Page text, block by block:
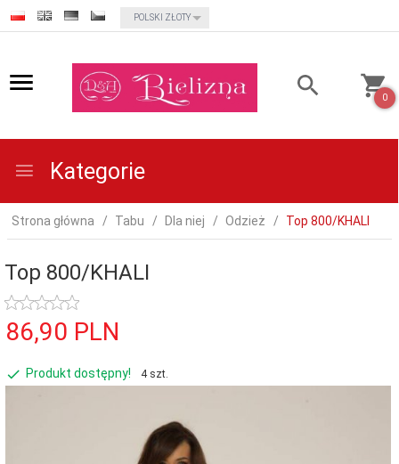
currency_h
POLSKI ZŁOTY
0
Kategorie
Strona główna Tabu Dla niej Odzież Top 800/KHALI
Top 800/KHALI
86,90 PLN
Produkt dostępny! 4 szt.